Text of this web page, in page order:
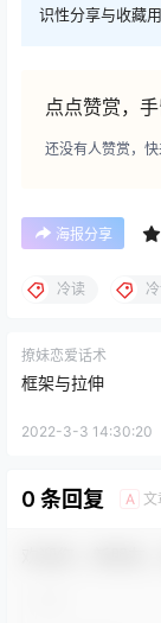
识性分享与收藏
点点赞赏，
还没有人赞赏，快
海报分享
冷读
撩妹恋爱话术
框架与拉伸
2022-3-3 14:30:20
0 条回复 A 文